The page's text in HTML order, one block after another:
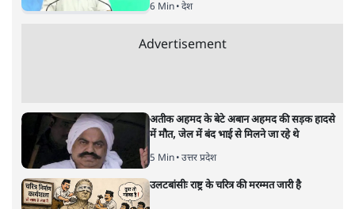
6 Min• देश
Advertisement
अतीक अहमद के बेटे अबान अहमद की सड़क हादसे
में मौत, जेल में बंद भाई से मिलने जा रहे थे
5 Min• उत्तर प्रदेश
उलटबांसीः राष्ट्र के चरित्र की मरम्मत जारी है